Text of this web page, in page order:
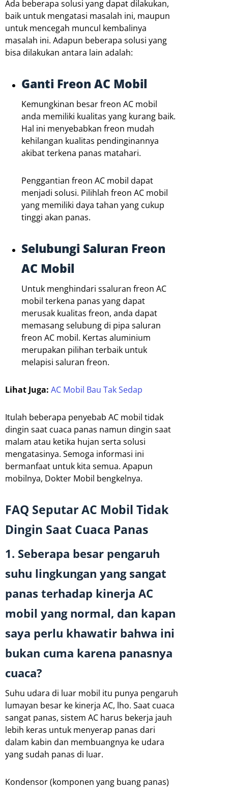
Ada beberapa solusi yang dapat dilakukan,
baik untuk mengatasi masalah ini, maupun
untuk mencegah muncul kembalinya
masalah ini. Adapun beberapa solusi yang
bisa dilakukan antara lain adalah:
Ganti Freon AC Mobil
Kemungkinan besar freon AC mobil
anda memiliki kualitas yang kurang baik.
Hal ini menyebabkan freon mudah
kehilangan kualitas pendinginannya
akibat terkena panas matahari.
Penggantian freon AC mobil dapat
menjadi solusi. Pilihlah freon AC mobil
yang memiliki daya tahan yang cukup
tinggi akan panas.
Selubungi Saluran Freon
AC Mobil
Untuk menghindari ssaluran freon AC
mobil terkena panas yang dapat
merusak kualitas freon, anda dapat
memasang selubung di pipa saluran
freon AC mobil. Kertas aluminium
merupakan pilihan terbaik untuk
melapisi saluran freon.
Lihat Juga: AC Mobil Bau Tak Sedap
Itulah beberapa penyebab AC mobil tidak
dingin saat cuaca panas namun dingin saat
malam atau ketika hujan serta solusi
mengatasinya. Semoga informasi ini
bermanfaat untuk kita semua. Apapun
mobilnya, Dokter Mobil bengkelnya.
FAQ Seputar AC Mobil Tidak
Dingin Saat Cuaca Panas
1. Seberapa besar pengaruh
suhu lingkungan yang sangat
panas terhadap kinerja AC
mobil yang normal, dan kapan
saya perlu khawatir bahwa ini
bukan cuma karena panasnya
cuaca?
Suhu udara di luar mobil itu punya pengaruh
lumayan besar ke kinerja AC, lho. Saat cuaca
sangat panas, sistem AC harus bekerja jauh
lebih keras untuk menyerap panas dari
dalam kabin dan membuangnya ke udara
yang sudah panas di luar.
Kondensor (komponen yang buang panas)